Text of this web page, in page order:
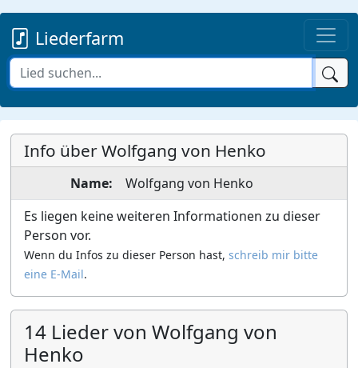
Liederfarm
Info über Wolfgang von Henko
Name: Wolfgang von Henko
Es liegen keine weiteren Informationen zu dieser
Person vor.
Wenn du Infos zu dieser Person hast, schreib mir bitte
eine E-Mail.
14 Lieder von Wolfgang von
Henko